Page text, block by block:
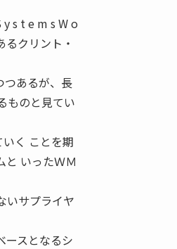
s t e m s W o
クリント・
つあるが、長
ものと見てい
く ことを期
いったＷＭ
いサプライヤ
ースとなるシ